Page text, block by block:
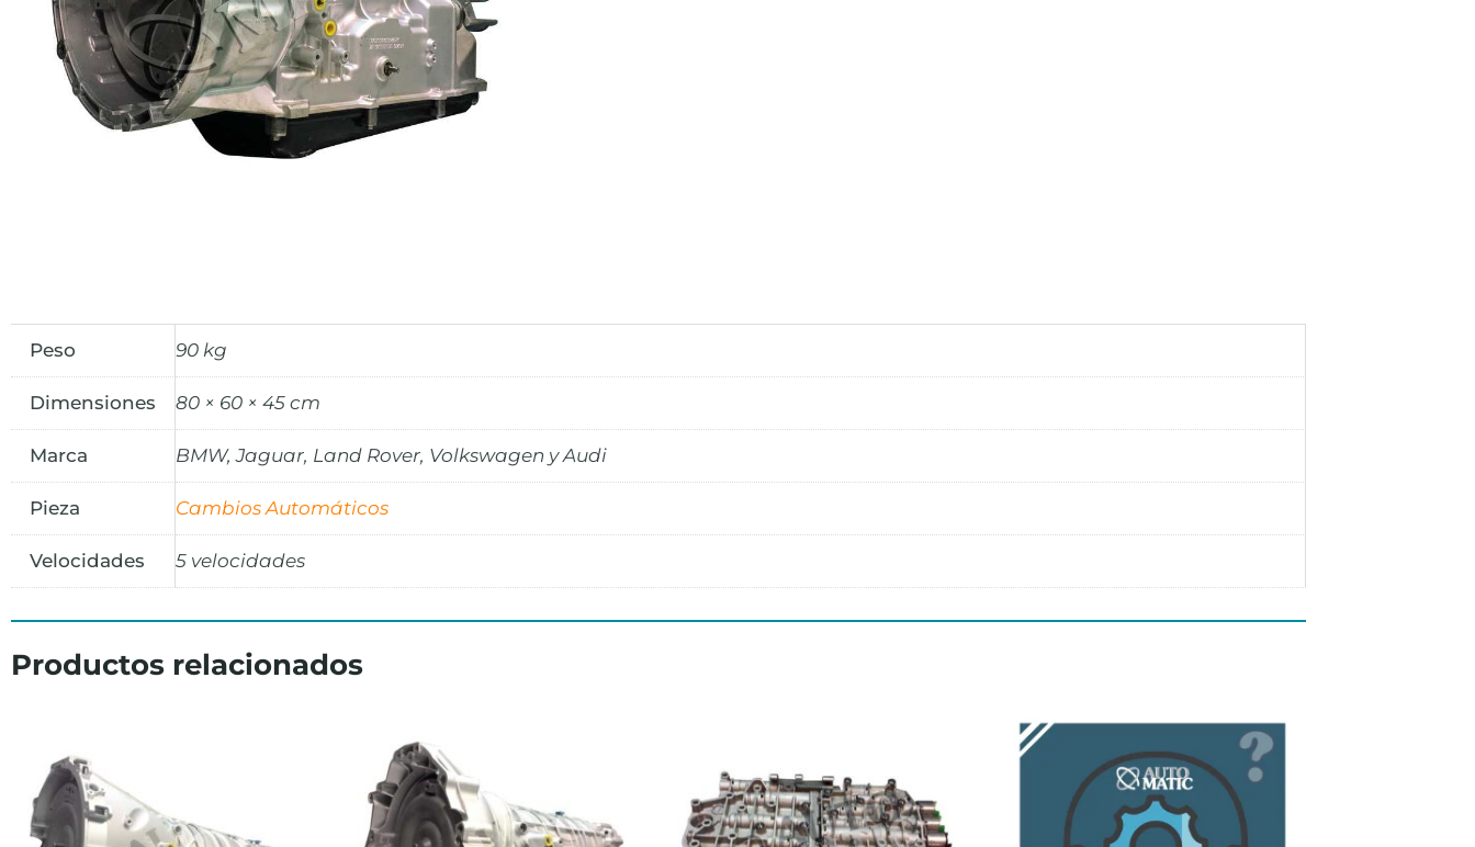
Peso 90 kg
Dimensiones 80 × 60 × 45 cm
Marca BMW, Jaguar, Land Rover, Volkswagen y Audi
Pieza Cambios Automáticos
Velocidades 5 velocidades
Productos relacionados